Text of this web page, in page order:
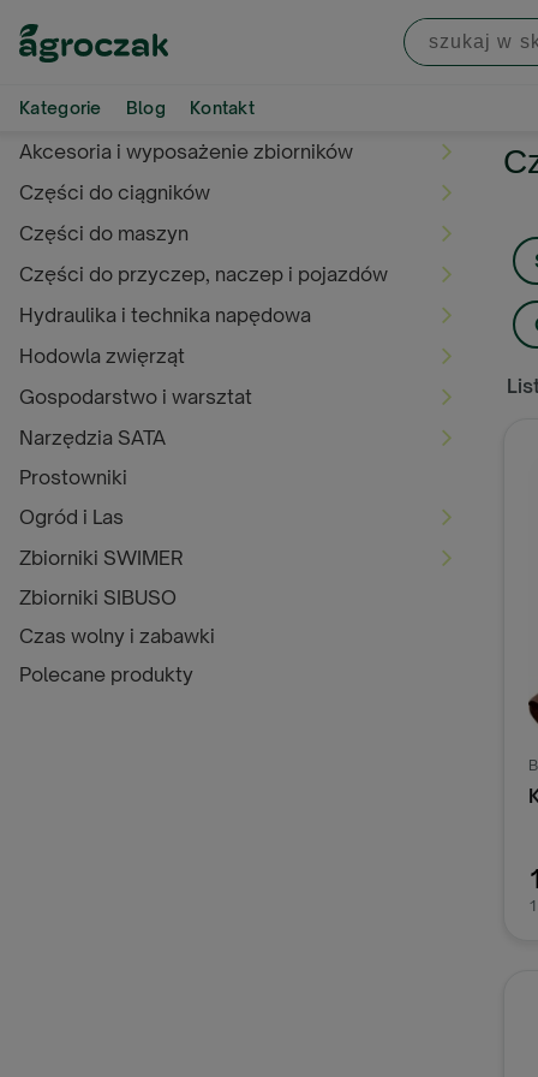
Kategorie Blog Kontakt
Akcesoria i wyposażenie zbiorników
Części do ciągników
Części do maszyn
Części do przyczep, naczep i pojazdów
Hydraulika i technika napędowa
Hodowla zwięrząt
Gospodarstwo i warsztat
Narzędzia SATA
Prostowniki
Ogród i Las
Zbiorniki SWIMER
Zbiorniki SIBUSO
Czas wolny i zabawki
Polecane produkty